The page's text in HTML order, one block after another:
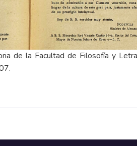
de la Facultad de Filosofía y